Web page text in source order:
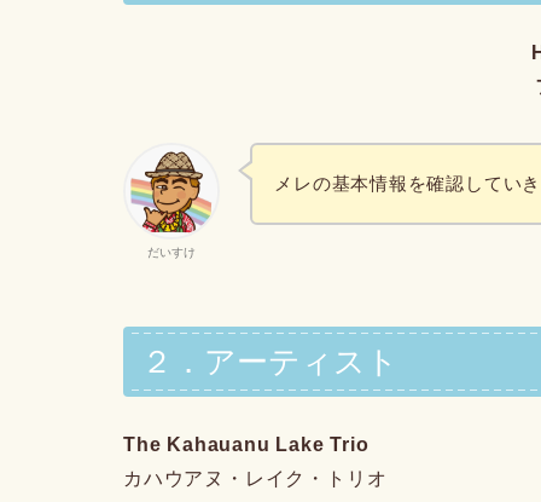
だいすけ
メレの基本情報を確認していき
２．アーティスト
The Kahauanu Lake Trio
カハウアヌ・レイク・トリオ